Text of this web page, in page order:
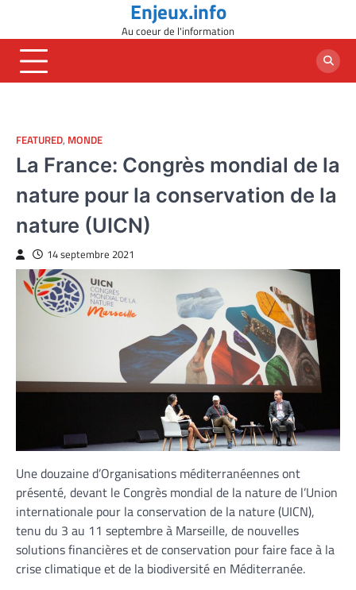
content
Enjeux.info
Au coeur de l'information
FEATURED, MONDE
La France: Congrès mondial de la
nature pour la conservation de la
nature (UICN)
14 septembre 2021
Une douzaine d’Organisations méditerranéennes ont
présenté, devant le Congrès mondial de la nature de l’Union
internationale pour la conservation de la nature (UICN),
tenu du 3 au 11 septembre à Marseille, de nouvelles
solutions financières et de conservation pour faire face à la
crise climatique et de la biodiversité en Méditerranée.